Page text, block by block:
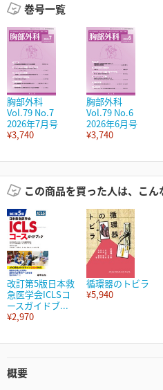
巻号一覧
胸部外科
Vol.79 No.7
2026年7月号
¥3,740
胸部外科
Vol.79 No.6
2026年6月号
¥3,740
この商品を買った人は、こん
改訂第5版日本救
急医学会ICLSコ
ースガイドブ...
¥2,970
循環器のトビラ
¥5,940
概要